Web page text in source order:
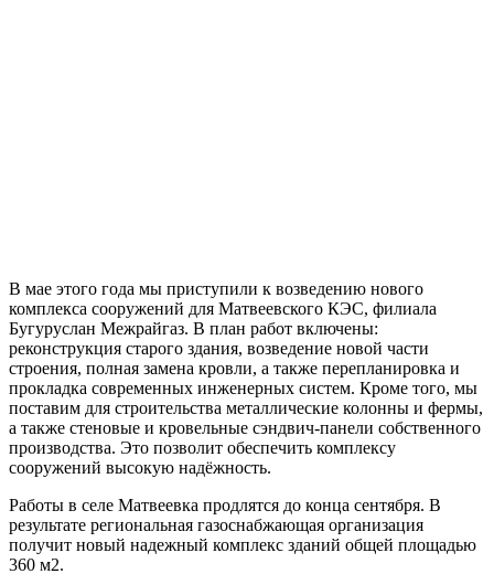
В мае этого года мы приступили к возведению нового
комплекса сооружений для Матвеевского КЭС, филиала
Бугуруслан Межрайгаз. В план работ включены:
реконструкция старого здания, возведение новой части
строения, полная замена кровли, а также перепланировка и
прокладка современных инженерных систем. Кроме того, мы
поставим для строительства металлические колонны и фермы,
а также стеновые и кровельные сэндвич-панели собственного
производства. Это позволит обеспечить комплексу
сооружений высокую надёжность.
Работы в селе Матвеевка продлятся до конца сентября. В
результате региональная газоснабжающая организация
получит новый надежный комплекс зданий общей площадью
360 м2.